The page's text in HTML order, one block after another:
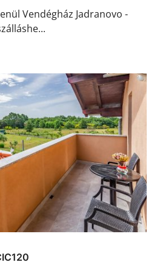
Vendégház Jadranovo -